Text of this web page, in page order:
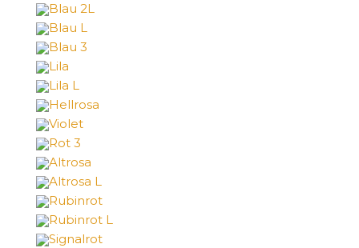
Blau 2L
Blau L
Blau 3
Lila
Lila L
Hellrosa
Violet
Rot 3
Altrosa
Altrosa L
Rubinrot
Rubinrot L
Signalrot